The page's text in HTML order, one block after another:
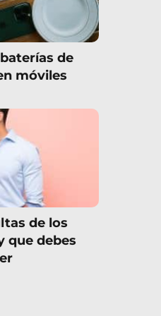
de
móviles
de los
que debes